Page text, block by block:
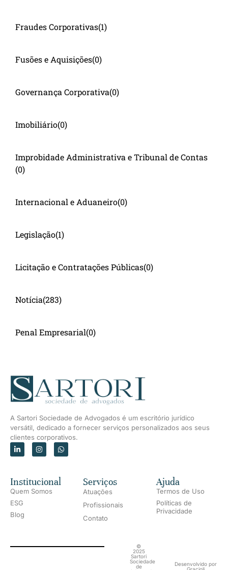
Fraudes Corporativas(1)
Fusões e Aquisições(0)
Governança Corporativa(0)
Imobiliário(0)
Improbidade Administrativa e Tribunal de Contas
(0)
Internacional e Aduaneiro(0)
Legislação(1)
Licitação e Contratações Públicas(0)
Notícia(283)
Penal Empresarial(0)
A Sartori Sociedade de Advogados é um escritório jurídico
versátil, dedicado a fornecer serviços personalizados aos seus
clientes corporativos.
Institucional
Quem Somos
ESG
Blog
Serviços
Atuações
Profissionais
Contato
Ajuda
Termos de Uso
Políticas de
Privacidade
©
2025
Sartori
Sociedade
de
Desenvolvido por